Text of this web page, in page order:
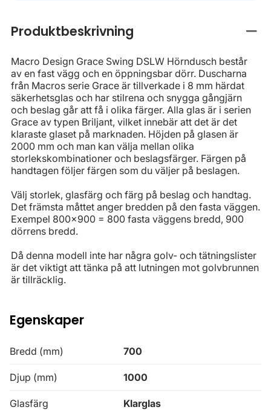
Produktbeskrivning
Macro Design Grace Swing DSLW Hörndusch består
av en fast vägg och en öppningsbar dörr. Duscharna
från Macros serie Grace är tillverkade i 8 mm härdat
säkerhetsglas och har stilrena och snygga gångjärn
och beslag går att få i olika färger. Alla glas är i serien
Grace av typen Briljant, vilket innebär att det är det
klaraste glaset på marknaden. Höjden på glasen är
2000 mm och man kan välja mellan olika
storlekskombinationer och beslagsfärger. Färgen på
handtagen följer färgen som du väljer på beslagen.
Välj storlek, glasfärg och färg på beslag och handtag.
Det främsta måttet anger bredden på den fasta väggen.
Exempel 800x900 = 800 fasta väggens bredd, 900
dörrens bredd.
Då denna modell inte har några golv- och tätningslister
är det viktigt att tänka på att lutningen mot golvbrunnen
är tillräcklig.
Egenskaper
Bredd (mm) 700
Djup (mm) 1000
Glasfärg Klarglas